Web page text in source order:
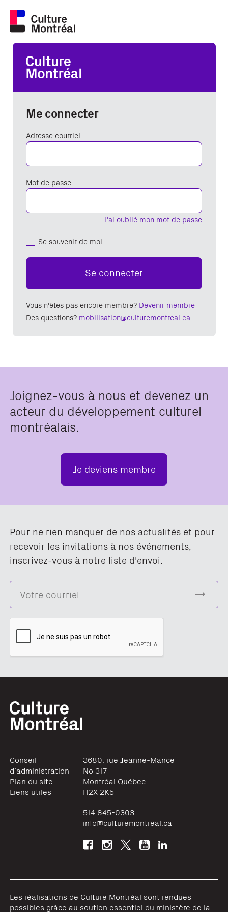
Me connecter
Adresse courriel
J'ai oublié mon mot de passe
Mot de passe
Se souvenir de moi
Se connecter
Vous n'êtes pas encore membre? Devenir membre
Des questions? mobilisation@culturemontreal.ca
Joignez-vous à nous et devenez un
acteur du développement culturel
montréalais.
Je deviens membre
Pour ne rien manquer de nos actualités et pour
recevoir les invitations à nos événements,
inscrivez-vous à notre liste d'envoi.
Conseil
d’administration
Plan du site
Liens utiles
3680, rue Jeanne-Mance
No 317
Montréal Québec
H2X 2K5
514 845-0303
info@culturemontreal.ca
Les réalisations de Culture Montréal sont rendues
possibles grâce au soutien essentiel du ministère de la